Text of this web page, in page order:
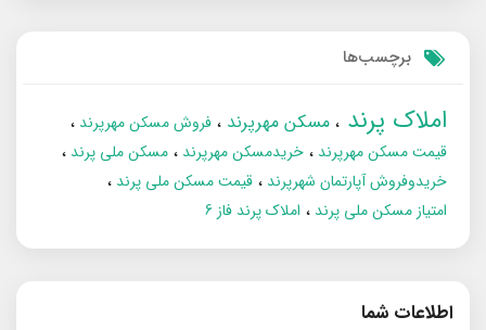
برچسب‌ها
املاک پرند مسکن مهرپرند
فروش مسکن مهرپرند
قیمت مسکن مهرپرند
خریدمسکن مهرپرند
مسکن ملی پرند
خریدوفروش آپارتمان شهرپرند
قیمت مسکن ملی پرند
امتیاز مسکن ملی پرند
املاک پرند فاز 6
اطلاعات شما